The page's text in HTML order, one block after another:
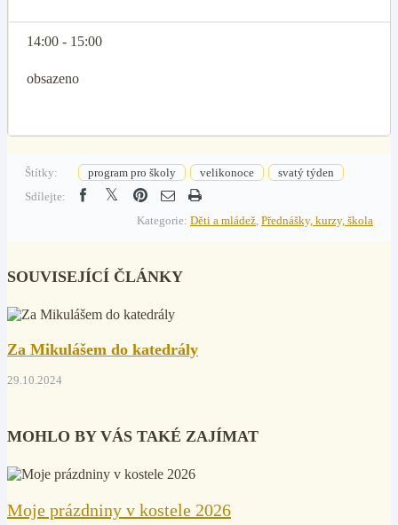
14:00 - 15:00
obsazeno
Štítky: program pro školy velikonoce
svatý týden
Sdílejte:
Kategorie: Děti a mládež, Přednášky, kurzy, škola
SOUVISEJÍCÍ ČLÁNKY
Za Mikulášem do katedrály
29.10.2024
MOHLO BY VÁS TAKÉ ZAJÍMAT
Moje prázdniny v kostele 2026